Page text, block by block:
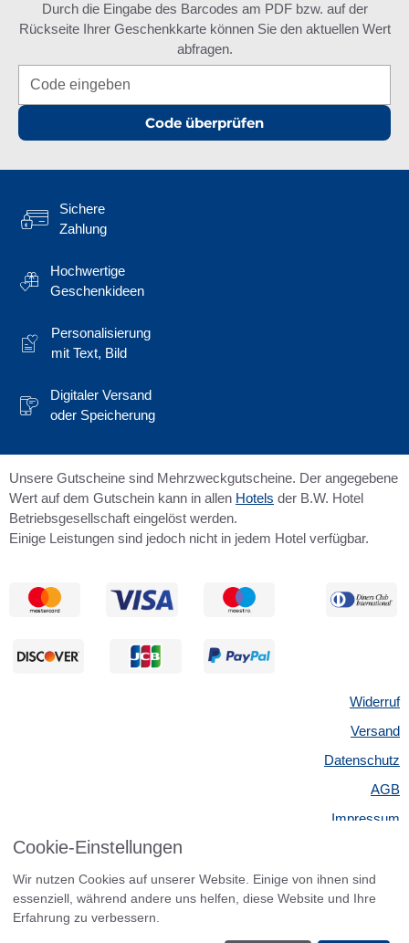
Durch die Eingabe des Barcodes am PDF bzw. auf der
Rückseite Ihrer Geschenkkarte können Sie den aktuellen Wert
abfragen.
Code überprüfen
Sichere
Zahlung
Hochwertige
Geschenkideen
Personalisierung
mit Text, Bild
Digitaler Versand
oder Speicherung
Unsere Gutscheine sind Mehrzweckgutscheine. Der angegebene
Wert auf dem Gutschein kann in allen Hotels der B.W. Hotel
Betriebsgesellschaft eingelöst werden.
Einige Leistungen sind jedoch nicht in jedem Hotel verfügbar.
Widerruf
Versand
Datenschutz
AGB
Impressum
Widerrufsbelehrung
Barrierefreiheit
Cookie-Einstellungen
Wir nutzen Cookies auf unserer Website. Einige von ihnen sind
essenziell, während andere uns helfen, diese Website und Ihre
Erfahrung zu verbessern.